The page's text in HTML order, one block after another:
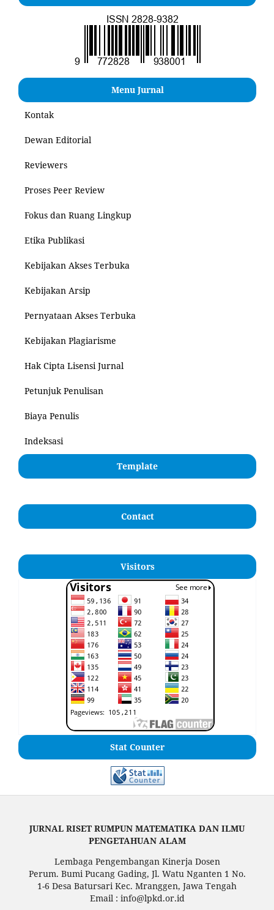
Menu Jurnal
Kontak
Dewan Editorial
Reviewers
Proses Peer Review
Fokus dan Ruang Lingkup
Etika Publikasi
Kebijakan Akses Terbuka
Kebijakan Arsip
Pernyataan Akses Terbuka
Kebijakan Plagiarisme
Hak Cipta Lisensi Jurnal
Petunjuk Penulisan
Biaya Penulis
Indeksasi
Template
Contact
Visitors
Stat Counter
JURNAL RISET RUMPUN MATEMATIKA DAN ILMU
PENGETAHUAN ALAM
Lembaga Pengembangan Kinerja Dosen
Perum. Bumi Pucang Gading, Jl. Watu Nganten 1 No.
1-6 Desa Batursari Kec. Mranggen, Jawa Tengah
Email : info@lpkd.or.id